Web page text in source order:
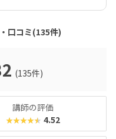
っています。楽しく学
得られるのも魅力のひ
口コミ(135件)
(135件)
講師の評価
★★★★★ 4.52